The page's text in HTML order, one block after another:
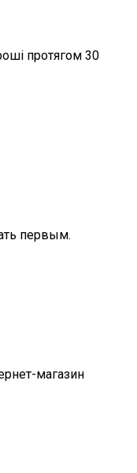
протягом 30
первым.
магазин